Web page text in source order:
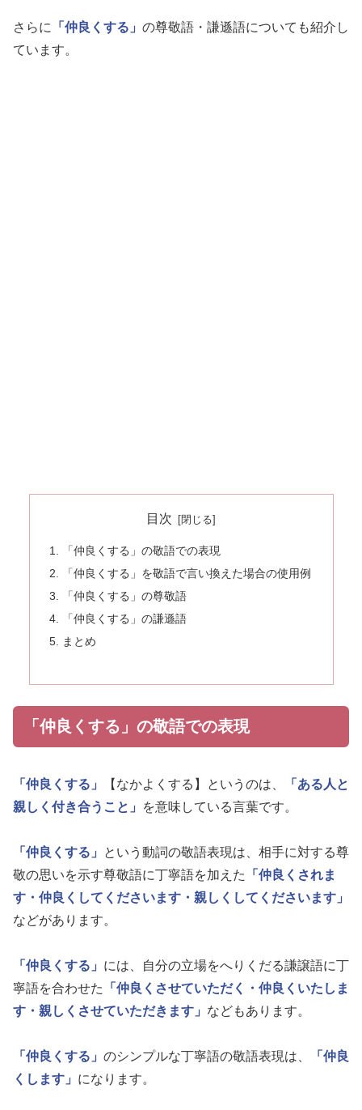
さらに 「仲良くする」 の尊敬語・謙遜語についても紹介し
ています。
目次
「仲良くする」の敬語での表現
「仲良くする」を敬語で言い換えた場合の使用例
「仲良くする」の尊敬語
「仲良くする」の謙遜語
まとめ
「仲良くする」の敬語での表現
「仲良くする」 【なかよくする】というのは、
「ある人と
親しく付き合うこと」
を意味している言葉です。
「仲良くする」
という動詞の敬語表現は、相手に対する尊
敬の思いを示す尊敬語に丁寧語を加えた
「仲良くされま
す・仲良くしてくださいます・親しくしてくださいます」
などがあります。
「仲良くする」 には、自分の立場をへりくだる謙譲語に丁
寧語を合わせた
「仲良くさせていただく・仲良くいたしま
す・親しくさせていただきます」 などもあります。
「仲良くする」 のシンプルな丁寧語の敬語表現は、
「仲良
くします」 になります。